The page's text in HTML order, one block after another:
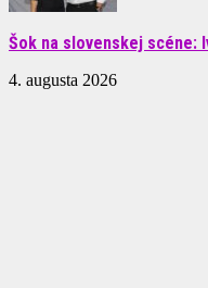
Šok na slovenskej scéne:
4. augusta 2026